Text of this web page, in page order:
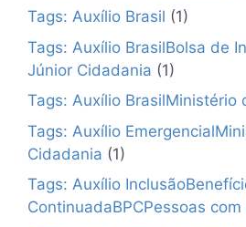
Tags: Auxílio Brasil (1)
Tags: Auxílio BrasilBolsa de
Júnior Cidadania (1)
Tags: Auxílio BrasilMinistério
Tags: Auxílio
Cidadania (1)
Tags: Auxílio
ContinuadaBPCPessoas